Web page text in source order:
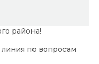
района!
линия по вопросам